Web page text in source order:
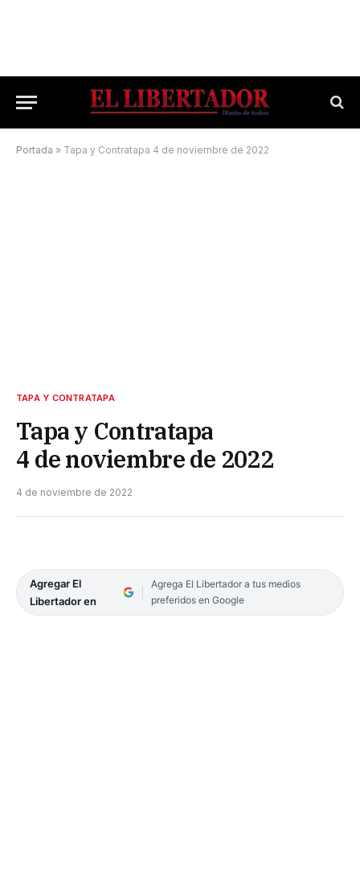
Portada » Tapa y Contratapa 4 de noviembre de 2022
TAPA Y CONTRATAPA
Tapa y Contratapa
4 de noviembre de 2022
4 de noviembre de 2022
Agregar El
Libertador en
Agrega El Libertador a tus medios
preferidos en Google